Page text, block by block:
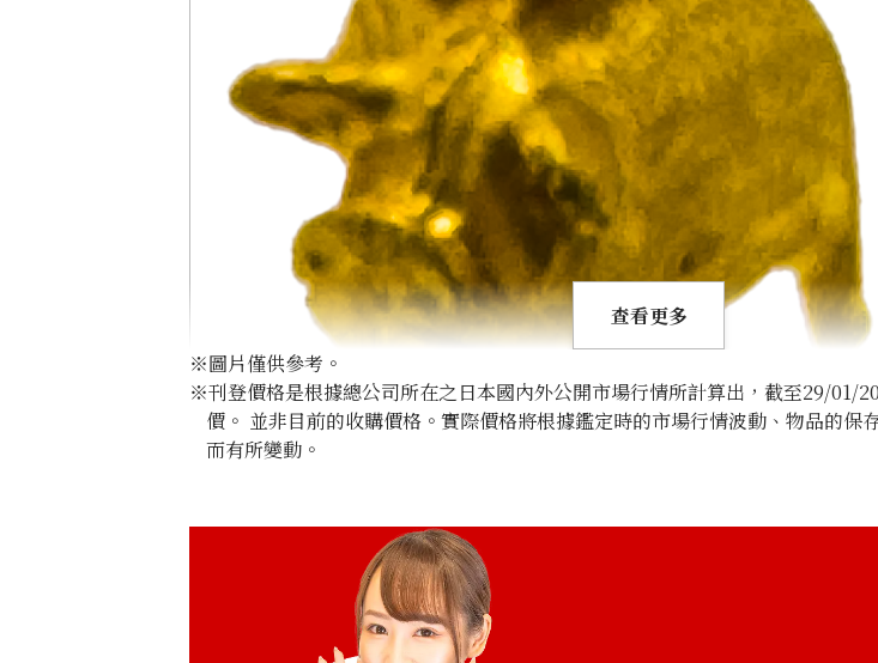
查看更多
※圖片僅供參考。
※刊登價格是根據總公司所在之日本國內外公開市場行情所計算出，截至29/01/
價。 並非目前的收購價格。實際價格將根據鑑定時的市場行情波動、物品的保
而有所變動。